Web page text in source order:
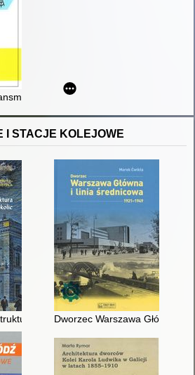
informacji w sieci cyfrowej
I STACJE KOLEJOWE
kolejnictwa Przemyśla i okolic
Dworzec Warszawa Główna i